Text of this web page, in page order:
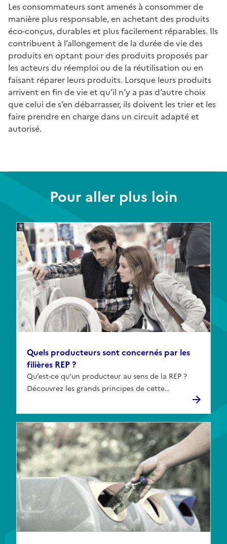
Les consommateurs sont amenés à consommer de
manière plus responsable, en achetant des produits
éco-conçus, durables et plus facilement réparables. Ils
contribuent à l’allongement de la durée de vie des
produits en optant pour des produits proposés par
les acteurs du réemploi ou de la réutilisation ou en
faisant réparer leurs produits. Lorsque leurs produits
arrivent en fin de vie et qu’il n’y a pas d’autre choix
que celui de s’en débarrasser, ils doivent les trier et les
faire prendre en charge dans un circuit adapté et
autorisé.
Pour aller plus loin
Quels producteurs sont concernés par les
filières REP ?
Qu’est-ce qu’un producteur au sens de la REP ?
Découvrez les grands principes de cette
définition et orientez-vous vers les filières qui vous
concernent.